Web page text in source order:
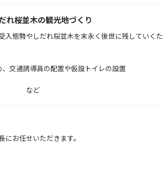
れ桜並木の観光地づくり
入態勢やしだれ桜並木を末永く後世に残していく
交通誘導員の配置や仮設トイレの設置
お任せいただきます。